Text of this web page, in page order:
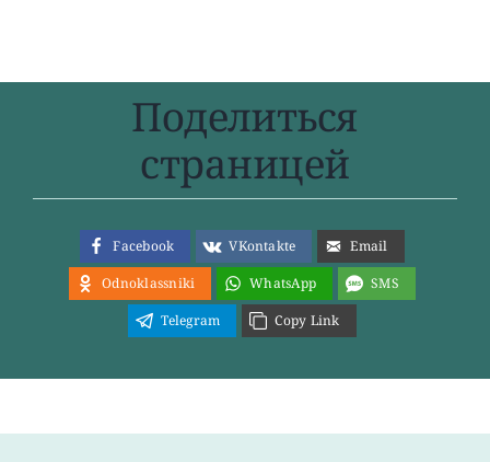
Поделиться
страницей
Facebook VKontakte
Email
Odnoklassniki
WhatsApp
SMS
Telegram
Copy Link